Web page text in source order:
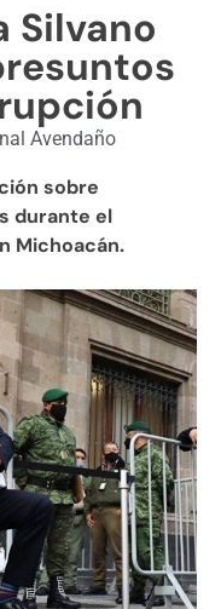
Silvano
Avendaño
sobre
durante el
Michoacán.